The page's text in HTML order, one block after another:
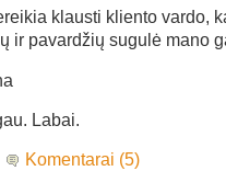
klausti kliento vardo,
ir pavardžių sugulė mano
Labai.
Komentarai (5)